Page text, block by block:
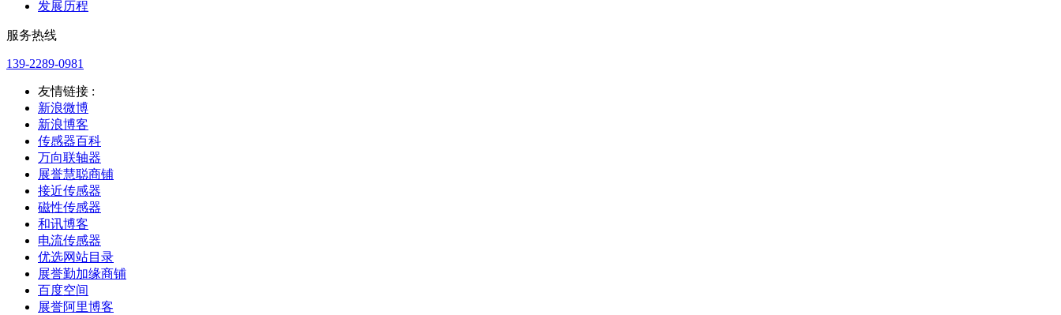
发展历程
服务热线
139-2289-0981
友情链接 :
新浪微博
新浪博客
传感器百科
万向联轴器
展誉慧聪商铺
接近传感器
磁性传感器
和讯博客
电流传感器
优选网站目录
展誉勤加缘商铺
百度空间
展誉阿里博客